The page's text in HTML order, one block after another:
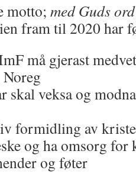
motto; med Guds
fram til 2020 har
må gjerast
skal veksa og
formidling av
og ha omsorg
og føter